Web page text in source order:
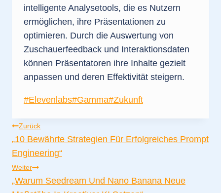
intelligente Analysetools, die es Nutzern
ermöglichen, ihre Präsentationen zu
optimieren. Durch die Auswertung von
Zuschauerfeedback und Interaktionsdaten
können Präsentatoren ihre Inhalte gezielt
anpassen und deren Effektivität steigern.
Schlagworte:
#Elevenlabs#Gamma#Zukunft
Beitragsnavigation
Zurück
„10 Bewährte Strategien Für Erfolgreiches Prompt
Engineering“
Weiter
„Warum Seedream Und Nano Banana Neue